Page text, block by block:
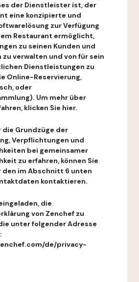
der Dienstleister ist, der
eine konzipierte und
zur Verfügung
Restaurant ermöglicht,
zu seinen Kunden und
verwalten und von für sein
Dienstleistungen zu
Online-Reservierung,
oder
Um mehr über
klicken Sie hier.
die Grundzüge der
Verpflichtungen und
bei gemeinsamer
zu erfahren, können Sie
den im Abschnitt 6 unten
kontaktieren.
die
von Zenchef zu
unter folgender Adresse
de/privacy-